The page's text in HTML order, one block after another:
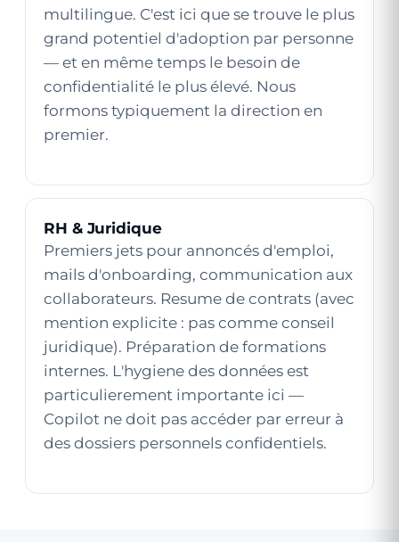
multilingue. C'est ici que se trouve le plus
grand potentiel d'adoption par personne
— et en même temps le besoin de
confidentialité le plus élevé. Nous
formons typiquement la direction en
premier.
RH & Juridique
Premiers jets pour annoncés d'emploi,
mails d'onboarding, communication aux
collaborateurs. Resume de contrats (avec
mention explicite : pas comme conseil
juridique). Préparation de formations
internes. L'hygiene des données est
particulierement importante ici —
Copilot ne doit pas accéder par erreur à
des dossiers personnels confidentiels.